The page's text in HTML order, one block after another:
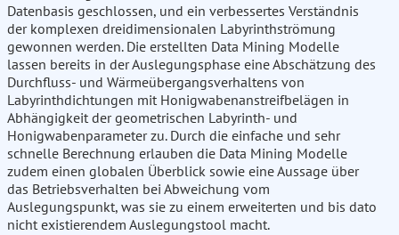
Datenbasis geschlossen, und ein verbessertes Verständnis
der komplexen dreidimensionalen Labyrinthströmung
gewonnen werden. Die erstellten Data Mining Modelle
lassen bereits in der Auslegungsphase eine Abschätzung des
Durchfluss- und Wärmeübergangsverhaltens von
Labyrinthdichtungen mit Honigwabenanstreifbelägen in
Abhängigkeit der geometrischen Labyrinth- und
Honigwabenparameter zu. Durch die einfache und sehr
schnelle Berechnung erlauben die Data Mining Modelle
zudem einen globalen Überblick sowie eine Aussage über
das Betriebsverhalten bei Abweichung vom
Auslegungspunkt, was sie zu einem erweiterten und bis dato
nicht existierendem Auslegungstool macht.